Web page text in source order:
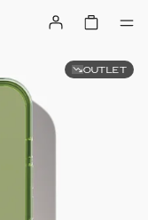
OUTLET